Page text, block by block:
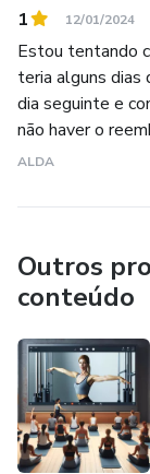
1 12/01/2024
Estou tentando
teria alguns dias
dia seguinte e
não haver o
ALDA
Outros
conteúdo